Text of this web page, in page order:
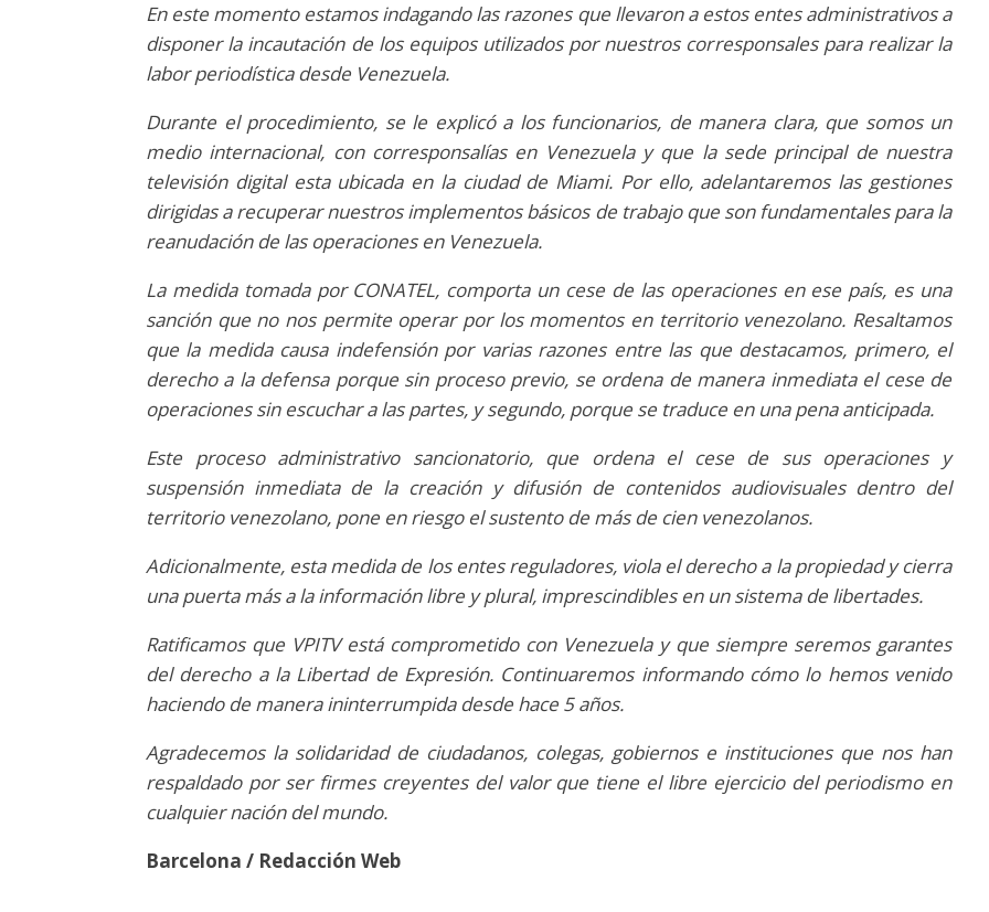
En este momento estamos indagando las razones que llevaron a estos entes administrativos a
disponer la incautación de los equipos utilizados por nuestros corresponsales para realizar la
labor periodística desde Venezuela.
Durante el procedimiento, se le explicó a los funcionarios, de manera clara, que somos un
medio internacional, con corresponsalías en Venezuela y que la sede principal de nuestra
televisión digital esta ubicada en la ciudad de Miami. Por ello, adelantaremos las gestiones
dirigidas a recuperar nuestros implementos básicos de trabajo que son fundamentales para la
reanudación de las operaciones en Venezuela.
La medida tomada por CONATEL, comporta un cese de las operaciones en ese país, es una
sanción que no nos permite operar por los momentos en territorio venezolano. Resaltamos
que la medida causa indefensión por varias razones entre las que destacamos, primero, el
derecho a la defensa porque sin proceso previo, se ordena de manera inmediata el cese de
operaciones sin escuchar a las partes, y segundo, porque se traduce en una pena anticipada.
Este proceso administrativo sancionatorio, que ordena el cese de sus operaciones y
suspensión inmediata de la creación y difusión de contenidos audiovisuales dentro del
territorio venezolano, pone en riesgo el sustento de más de cien venezolanos.
Adicionalmente, esta medida de los entes reguladores, viola el derecho a la propiedad y cierra
una puerta más a la información libre y plural, imprescindibles en un sistema de libertades.
Ratificamos que VPITV está comprometido con Venezuela y que siempre seremos garantes
del derecho a la Libertad de Expresión. Continuaremos informando cómo lo hemos venido
haciendo de manera ininterrumpida desde hace 5 años.
Agradecemos la solidaridad de ciudadanos, colegas, gobiernos e instituciones que nos han
respaldado por ser firmes creyentes del valor que tiene el libre ejercicio del periodismo en
cualquier nación del mundo.
Barcelona / Redacción Web